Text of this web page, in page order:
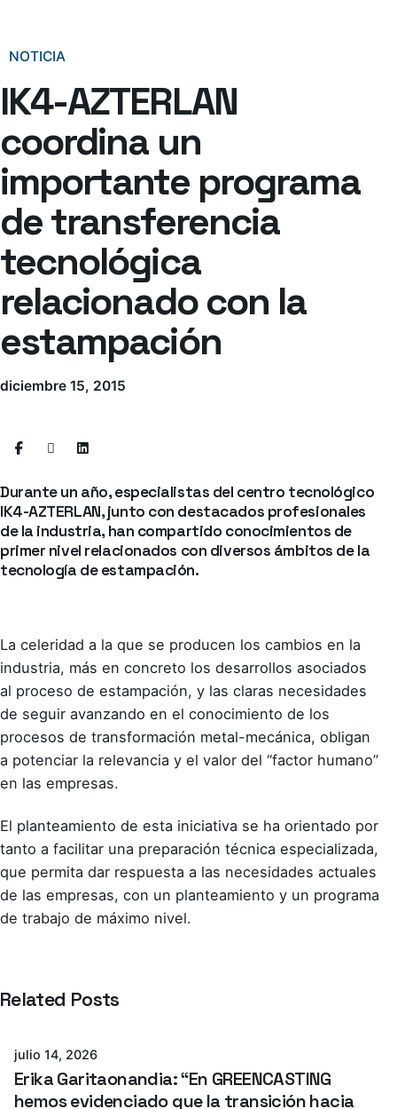
NOTICIA
IK4-AZTERLAN
coordina un
importante programa
de transferencia
tecnológica
relacionado con la
estampación
diciembre 15, 2015
Durante un año, especialistas del centro tecnológico
IK4-AZTERLAN, junto con destacados profesionales
de la industria, han compartido conocimientos de
primer nivel relacionados con diversos ámbitos de la
tecnología de estampación.
La celeridad a la que se producen los cambios en la
industria, más en concreto los desarrollos asociados
al proceso de estampación, y las claras necesidades
de seguir avanzando en el conocimiento de los
procesos de transformación metal-mecánica, obligan
a potenciar la relevancia y el valor del “factor humano”
en las empresas.
El planteamiento de esta iniciativa se ha orientado por
tanto a facilitar una preparación técnica especializada,
que permita dar respuesta a las necesidades actuales
de las empresas, con un planteamiento y un programa
de trabajo de máximo nivel.
Related Posts
Azterlan Team
julio 14, 2026
Erika Garitaonandia: “En GREENCASTING
hemos evidenciado que la transición hacia